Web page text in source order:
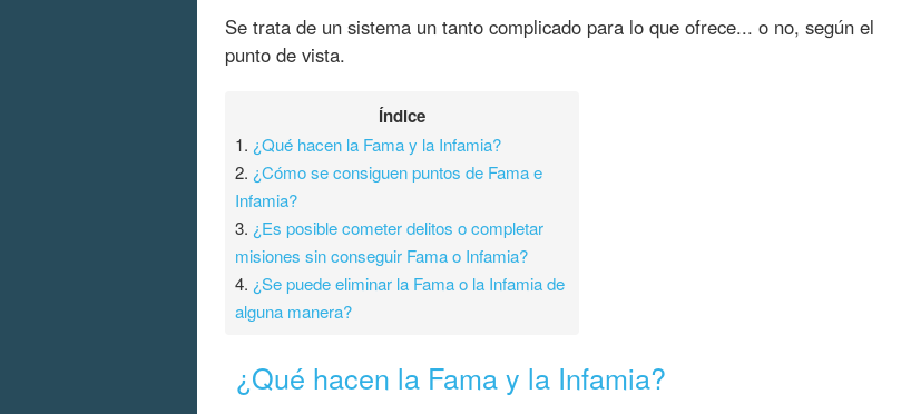
Se trata de un sistema un tanto complicado para lo que ofrece... o no, según el
punto de vista.
Índice
1. ¿Qué hacen la Fama y la Infamia?
2. ¿Cómo se consiguen puntos de Fama e
Infamia?
3. ¿Es posible cometer delitos o completar
misiones sin conseguir Fama o Infamia?
4. ¿Se puede eliminar la Fama o la Infamia de
alguna manera?
¿Qué hacen la Fama y la Infamia?